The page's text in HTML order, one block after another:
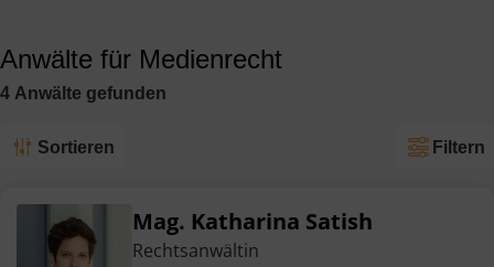
Anwälte für Medienrecht
4 Anwälte gefunden
Sortieren Filtern
Mag. Katharina Satish
Rechtsanwältin